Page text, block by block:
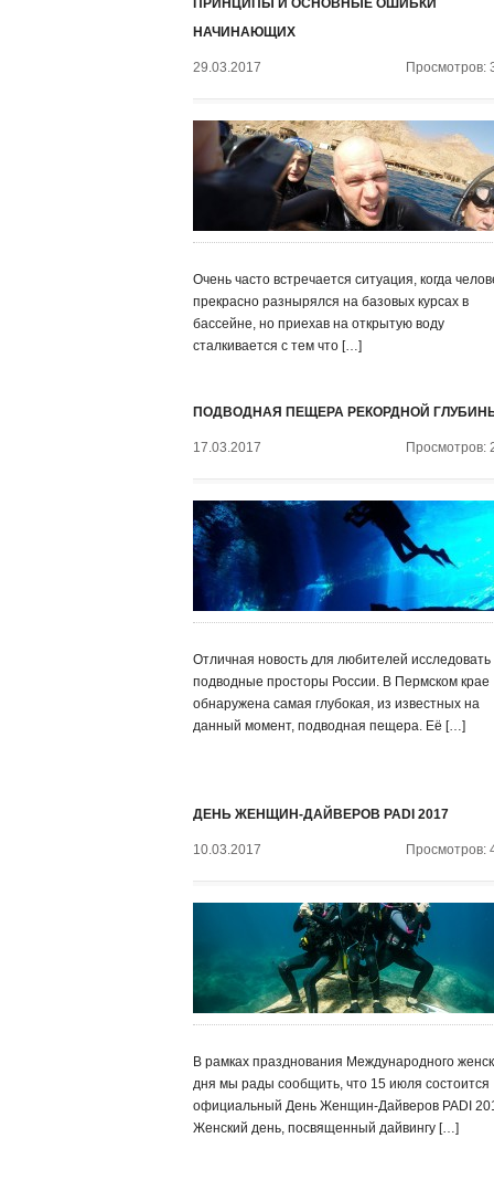
ПРИНЦИПЫ И ОСНОВНЫЕ ОШИБКИ
НАЧИНАЮЩИХ
29.03.2017 Просмотров:
Очень часто встречается ситуация, когда
прекрасно разнырялся на базовых курсах в
бассейне, но приехав на открытую воду
сталкивается с тем что […]
ПОДВОДНАЯ ПЕЩЕРА РЕКОРДНОЙ
17.03.2017 Просмотров:
Отличная новость для любителей исследовать
подводные просторы России. В Пермском крае
обнаружена самая глубокая, из известных на
данный момент, подводная пещера. Её […]
ДЕНЬ ЖЕНЩИН-ДАЙВЕРОВ PADI 2017
10.03.2017 Просмотров:
В рамках празднования Международного
дня мы рады сообщить, что 15 июля состоится
официальный День Женщин-Дайверов PADI
Женский день, посвященный дайвингу […]